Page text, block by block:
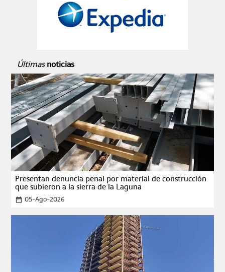
Últimas noticias
Presentan denuncia penal por material de construcción
que subieron a la sierra de la Laguna
date_range 05-Ago-2026